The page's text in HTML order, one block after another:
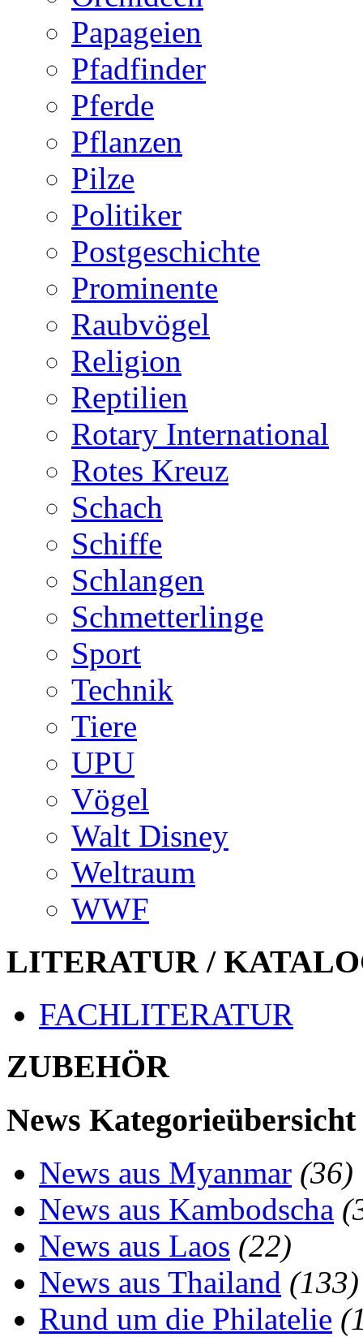
Papageien
Pfadfinder
Pferde
Pflanzen
Pilze
Politiker
Postgeschichte
Prominente
Raubvögel
Religion
Reptilien
Rotary International
Rotes Kreuz
Schach
Schiffe
Schlangen
Schmetterlinge
Sport
Technik
Tiere
UPU
Vögel
Walt Disney
Weltraum
WWF
LITERATUR /
FACHLITERATUR
ZUBEHÖR
News Kategorieübersicht
News aus Myanmar (36)
News aus Kambodscha
News aus Laos (22)
News aus Thailand (133)
Rund um die Philatelie